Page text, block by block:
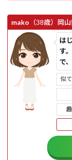
mako （38歳） 岡
は
す
で
ナ
似